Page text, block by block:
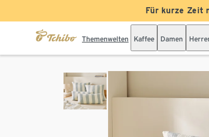
Für kurze Zeit
Themenwelten Kaffee Damen